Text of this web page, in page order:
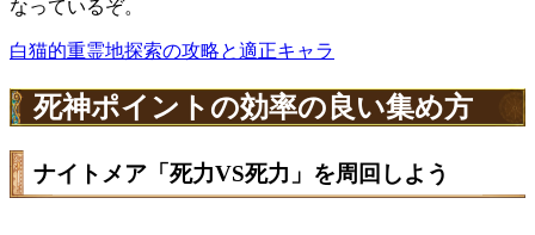
なっているぞ。
白猫的重霊地探索の攻略と適正キャラ
死神ポイントの効率の良い集め方
ナイトメア「死力VS死力」を周回しよう